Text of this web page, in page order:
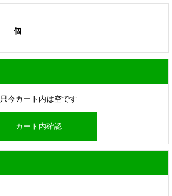
個
只今カート内は空です
カート内確認